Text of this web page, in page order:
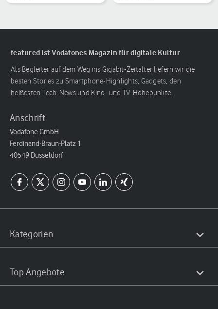
featured ist Vodafones Magazin für digitale Kultur
Als Begleiter auf dem Weg ins Gigabit-Zeitalter liefern wir die
besten Stories zu Smartphone-Highlights, Gadgets, den
heißesten Tech-News und Kino- und TV-Höhepunkte.
Anschrift
Vodafone GmbH
Ferdinand-Braun-Platz 1
40549 Düsseldorf
Kategorien
Top Angebote